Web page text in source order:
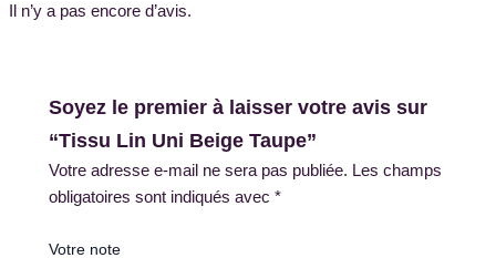
Il n’y a pas encore d’avis.
Soyez le premier à laisser votre avis sur
“Tissu Lin Uni Beige Taupe”
Votre adresse e-mail ne sera pas publiée. Les champs
obligatoires sont indiqués avec*
Votre note